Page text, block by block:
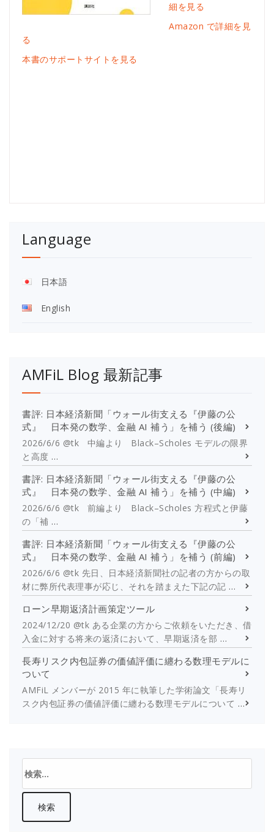
細を見る
Amazon で詳細を見
る
本書のサポートサイトを見る
Language
English
日本語
AMFiL Blog 最新記事
書評: 日本経済新聞「ウォール街支える『伊藤の公
式』 日本発の数学、金融 AI 補う」を補う (後編)
2026/6/6 @tk 中編より Black–Scholes モデルの限界
と高度 …
書評: 日本経済新聞「ウォール街支える『伊藤の公
式』 日本発の数学、金融 AI 補う」を補う (中編)
2026/6/6 @tk 前編より Black–Scholes 方程式と伊藤
の「補 …
書評: 日本経済新聞「ウォール街支える『伊藤の公
式』 日本発の数学、金融 AI 補う」を補う (前編)
2026/6/6 @tk 先日、日本経済新聞社の記者の方からの取
材に弊所代表理事が応じ、それを踏まえた下記の記 …
ローン早期返済計画策定ツール
2024/12/20 @tk ある企業の方からご依頼をいただき、借
入金に対する将来の返済において、早期返済を部 …
長寿リスク内包証券の価値評価に纏わる数理モデルに
ついて
AMFiL メンバーが 2015 年に執筆した学術論文「長寿リ
スク内包証券の価値評価に纏わる数理モデルについて …
索: